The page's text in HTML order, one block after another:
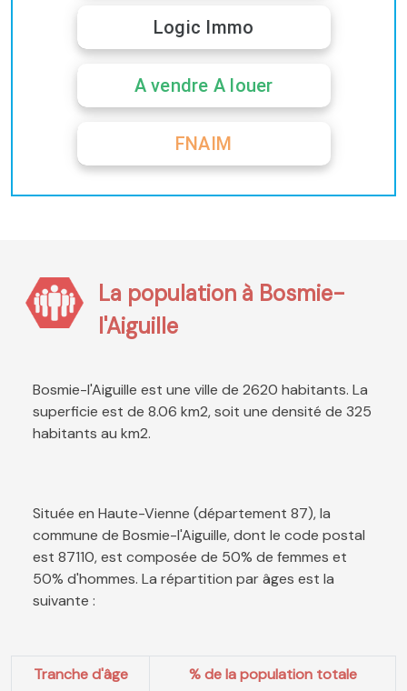
Logic Immo
A vendre A louer
FNAIM
La population à Bosmie-
l'Aiguille
Bosmie-l'Aiguille est une ville de 2620 habitants. La
superficie est de 8.06 km2, soit une densité de 325
habitants au km2.
Située en Haute-Vienne (département 87), la
commune de Bosmie-l'Aiguille, dont le code postal
est 87110, est composée de 50% de femmes et
50% d'hommes. La répartition par âges est la
suivante :
Tranche d'âge
% de la population totale